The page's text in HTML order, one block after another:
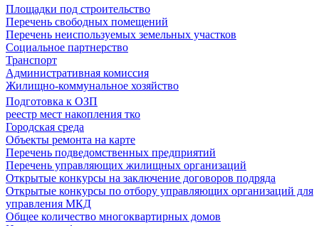
Площадки под строительство
Перечень свободных помещений
Перечень неиспользуемых земельных участков
Социальное партнерство
Транспорт
Административная комиссия
Жилищно-коммунальное хозяйство
Подготовка к ОЗП
реестр мест накопления тко
Городская среда
Объекты ремонта на карте
Перечень подведомственных предприятий
Перечень управляющих жилищных организаций
Открытые конкурсы на заключение договоров подряда
Открытые конкурсы по отбору управляющих организаций для
управления МКД
Общее количество многоквартирных домов